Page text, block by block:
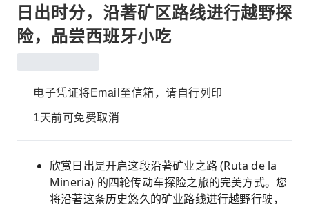
日出时分，沿著矿区路线进行越野探
险，品尝西班牙小吃
电子凭证将Email至信箱，请自行列印
1天前可免费取消
欣赏日出是开启这段沿著矿业之路 (Ruta de la
Mineria) 的四轮传动车探险之旅的完美方式。您
将沿著这条历史悠久的矿业路线进行越野行驶，